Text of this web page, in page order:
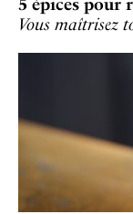
5 épices pour
Vous maîtrisez